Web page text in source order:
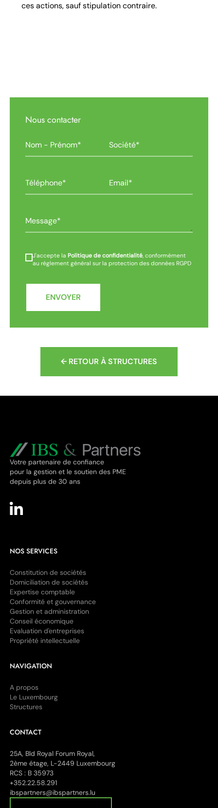
ces actions, sauf stipulation contraire.
Nous contacter
J'accepte la Politique de confidentialité, conformément
au règlement général sur la protection des données RGPD
ENVOYER
← RETOUR À STRUCTURES
Votre partenaire de confiance
pour la gestion et le soutien des PME
depuis plus de 30 ans
NOS SERVICES
Constitution de sociétés
Domiciliation de sociétés
Expertise comptable
Conformité et gouvernance
Gestion et administration
Conseil économique
Evaluation d'entreprises
Propriété intellectuelle
NAVIGATION
A propos
Le Luxembourg
Structures
CONTACT
25A, Bld Royal Forum Royal,
2ème étage, L-2449 Luxembourg
RCS : B 35973
+352.22.58.291
ibspartners@ibspartners.lu